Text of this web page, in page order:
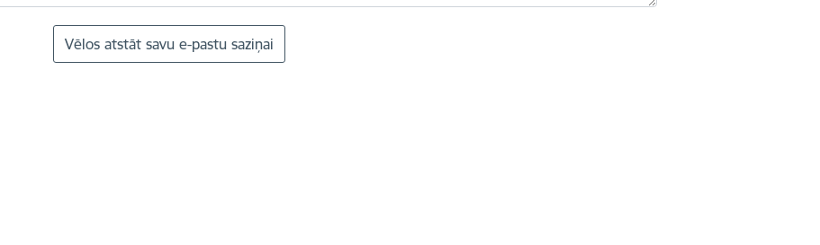
Vēlos atstāt savu e-pastu saziņai